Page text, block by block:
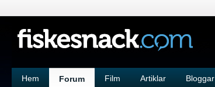
Hem Forum Film Artiklar Bloggar